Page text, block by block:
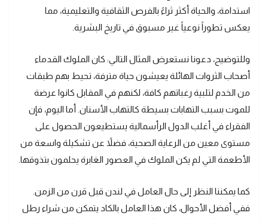
استدامة، والحياة أكثر ثراءً بالفرص الثقافية والتعليمية، مما
يعكس تطوراً نوعياً غير مسبوق في تاريخ البشرية.
وللتوضيح، دعونا نستعرض المثال التالي: كان الملوك القدماء
أصحاب الثروات الهائلة يعيشون حياة مترفة، تحيط بهم طبقات
من الخدم لتلبية رغباتهم كافة، لكنهم في المقابل كانوا عرضة
للموت بسبب التهابات بسيطة كالتهاب الأسنان. أما اليوم، فإن
الفقراء في أغلب الدول الرأسمالية يستطيعون الحصول على
مستوى معين من الرعاية الصحية، فضلاً عن تشكيلة واسعة من
الأطعمة التي لم يكن الملوك في العصور الغابرة يحلمون بتذوقها.
كما يمكننا النظر إلى حال العامل في لندن قبل قرن من الزمن.
ففي أفضل الأحوال، كان هذا العامل بالكاد يتمكن من شراء رطل